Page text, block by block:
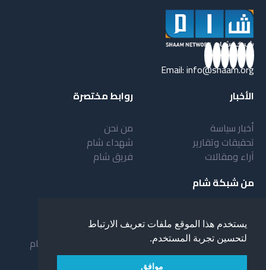
يستخدم هذا الموقع ملفات تعريف الارتباط
لتحسين تجربة المستخدم.
موافق
Email:info@shaam.org
الأخبار
أخبار سياسة
تحقيقات وتقارير
آراء ومقالات
روابط مختصرة
من نحن
شهداء شام
فريق شام
من شبكة شام
أهداف شبكة شام
خدمات شبكة شام
المستفيدون من الشبكة
لمحة عن شبكة شبام
بنية شبكة شام
مقدمة عن شبكة شام
نظام العمل في شبكة شام